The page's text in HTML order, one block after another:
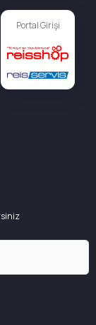
Portal Girişi